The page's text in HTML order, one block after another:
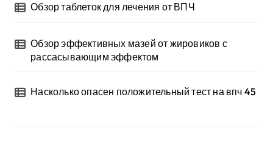
Обзор таблеток для лечения от ВПЧ
Обзор эффективных мазей от жировиков с
рассасывающим эффектом
Насколько опасен положительный тест на впч 45